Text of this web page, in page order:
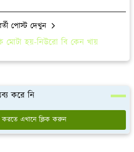
পোস্ট দেখুন
মোটা হয়-নিউরো বি কেন খায়
করে নি
করতে এখানে ক্লিক করুন